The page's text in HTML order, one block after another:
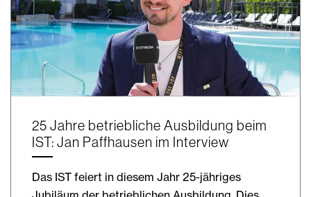
25 Jahre betriebliche Ausbildung beim
IST: Jan Paffhausen im Interview
Das IST feiert in diesem Jahr 25-jähriges